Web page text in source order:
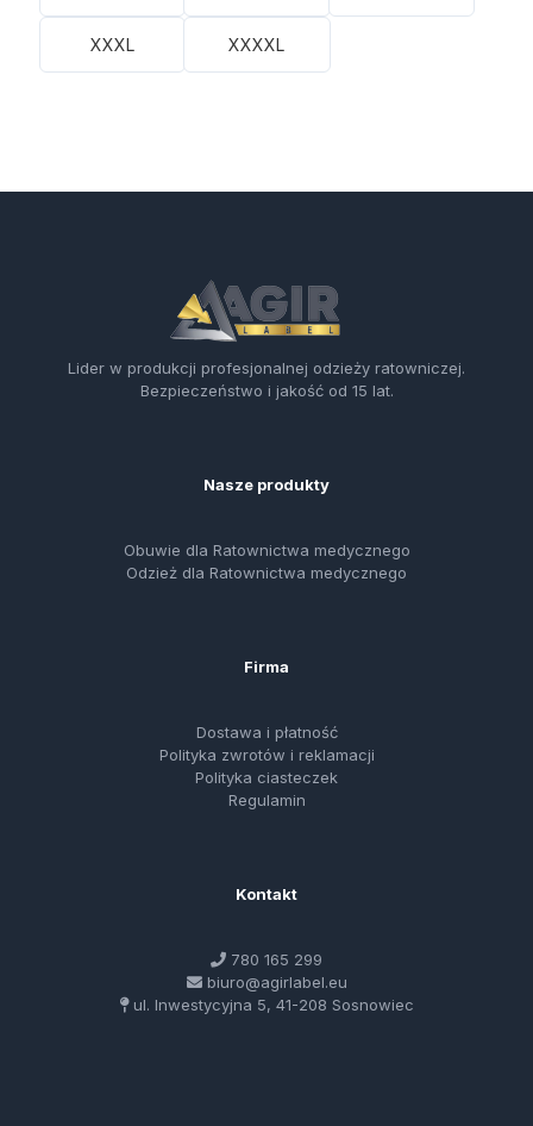
XXXL XXXXL
Lider w produkcji profesjonalnej odzieży ratowniczej.
Bezpieczeństwo i jakość od 15 lat.
Nasze produkty
Obuwie dla Ratownictwa medycznego
Odzież dla Ratownictwa medycznego
Firma
Dostawa i płatność
Polityka zwrotów i reklamacji
Polityka ciasteczek
Regulamin
Kontakt
780 165 299
biuro@agirlabel.eu
ul. Inwestycyjna 5, 41-208 Sosnowiec